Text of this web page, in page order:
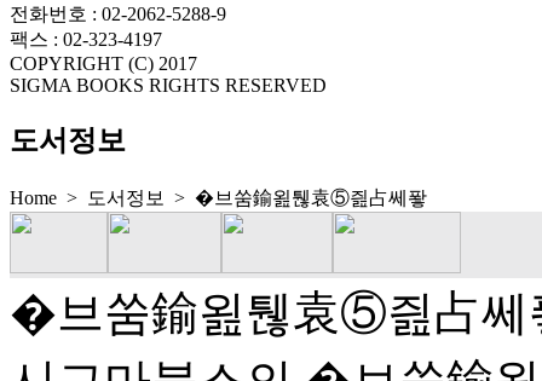
전화번호 : 02-2062-5288-9
팩스 : 02-323-4197
COPYRIGHT (C) 2017
SIGMA BOOKS RIGHTS RESERVED
도서정보
Home > 도서정보 > �브쑴鍮욆퉪袁⑤즲占쎄퐣
�브쑴鍮욆퉪袁⑤즲占쎄